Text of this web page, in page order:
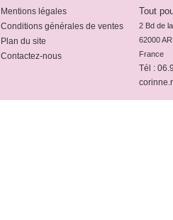
Mentions légales
Conditions générales de ventes
Plan du site
Contactez-nous
Tout
2 Bd de
62000
France
Tél :